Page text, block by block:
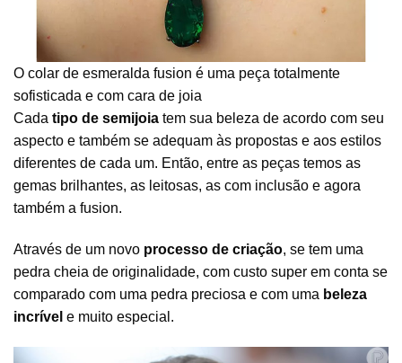
O colar de esmeralda fusion é uma peça totalmente
sofisticada e com cara de joia
Cada tipo de semijoia tem sua beleza de acordo com seu
aspecto e também se adequam às propostas e aos estilos
diferentes de cada um. Então, entre as peças temos as
gemas brilhantes, as leitosas, as com inclusão e agora
também a fusion.
Através de um novo processo de criação, se tem uma
pedra cheia de originalidade, com custo super em conta se
comparado com uma pedra preciosa e com uma beleza
incrível e muito especial.